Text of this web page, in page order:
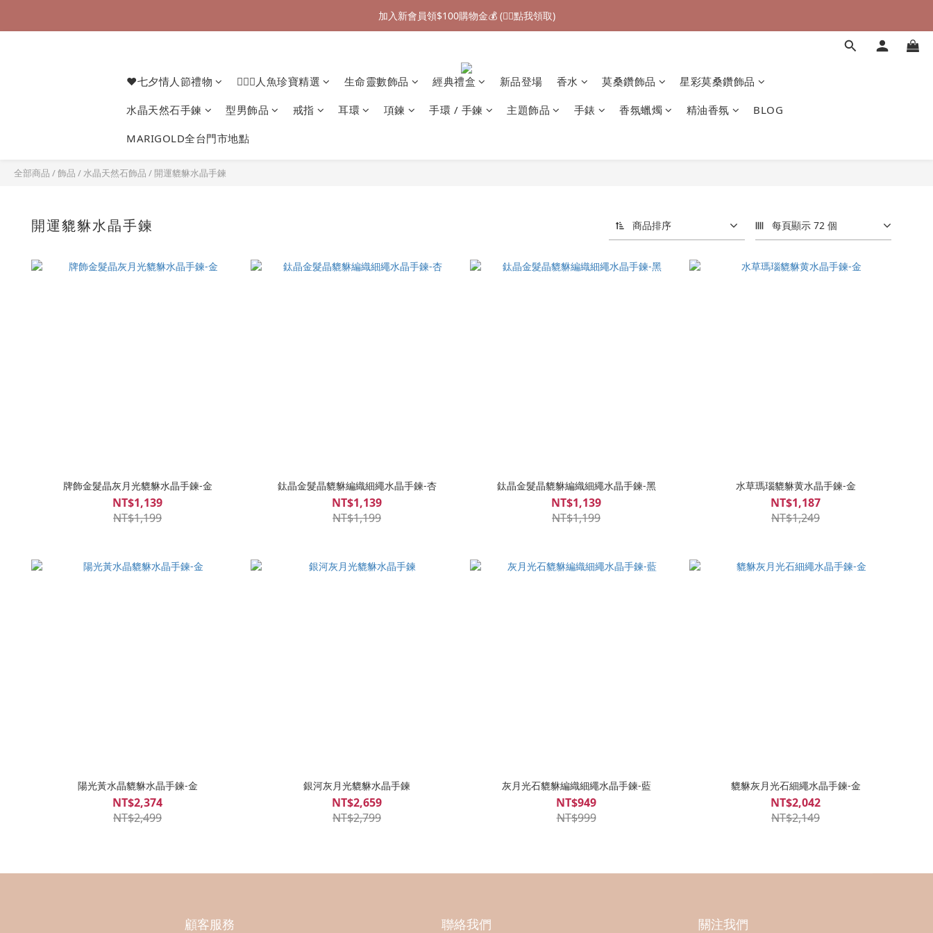
加入新會員領$100購物金💰 (👉🏻點我領取)
加入新會員領$100購物金💰 (👉🏻點我領取)
加入新會員領$100購物金💰 (👉🏻點我領取)
❤七夕情人節禮物 🧜🏻‍♀️人魚珍寶精選 生命靈數飾品 經典禮盒 新品登場 香水 莫桑鑽飾品 星彩莫桑鑽飾品
水晶天然石手鍊 型男飾品 戒指 耳環 項鍊 手環 / 手鍊 主題飾品 手錶 香氛蠟燭 精油香氛 BLOG
MARIGOLD全台門市地點
全部商品 /飾品 /水晶天然石飾品 / 開運貔貅水晶手鍊
開運貔貅水晶手鍊 商品排序 每頁顯示 72 個
牌飾金髮晶灰月光貔貅水晶手鍊-金
NT$1,139
NT$1,199
鈦晶金髮晶貔貅編織細繩水晶手鍊-杏
NT$1,139
NT$1,199
鈦晶金髮晶貔貅編織細繩水晶手鍊-黑
NT$1,139
NT$1,199
水草瑪瑙貔貅黄水晶手鍊-金
NT$1,187
NT$1,249
陽光黃水晶貔貅水晶手鍊-金
NT$2,374
NT$2,499
銀河灰月光貔貅水晶手鍊
NT$2,659
NT$2,799
灰月光石貔貅編織細繩水晶手鍊-藍
NT$949
NT$999
貔貅灰月光石細繩水晶手鍊-金
NT$2,042
NT$2,149
顧客服務 聯絡我們 關注我們